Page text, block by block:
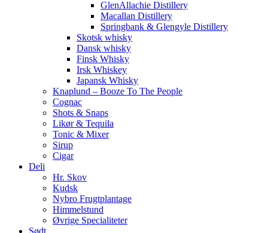
GlenAllachie Distillery
Macallan Distillery
Springbank & Glengyle Distillery
Skotsk whisky
Dansk whisky
Finsk Whisky
Irsk Whiskey
Japansk Whisky
Knaplund – Booze To The People
Cognac
Shots & Snaps
Likør & Tequila
Tonic & Mixer
Sirup
Cigar
Deli
Hr. Skov
Kudsk
Nybro Frugtplantage
Himmelstund
Øvrige Specialiteter